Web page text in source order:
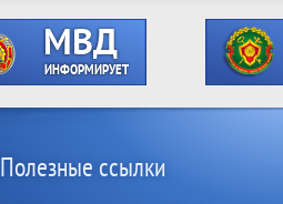
Полезные ссылки